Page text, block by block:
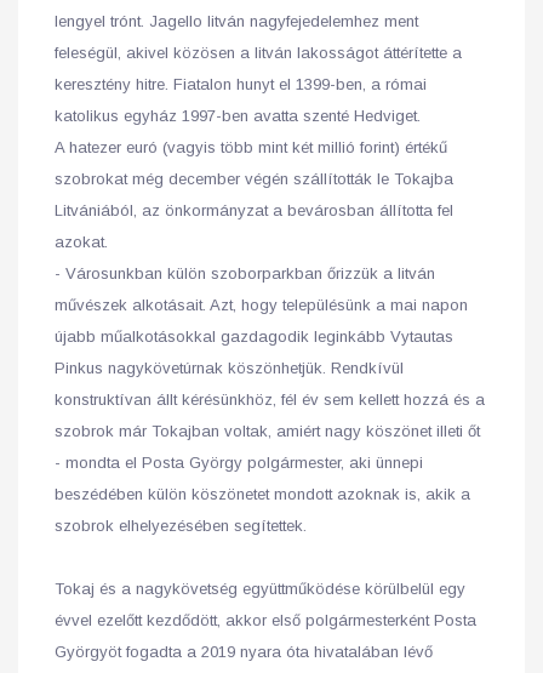
lengyel trónt. Jagello litván nagyfejedelemhez ment
feleségül, akivel közösen a litván lakosságot áttérítette a
keresztény hitre. Fiatalon hunyt el 1399-ben, a római
katolikus egyház 1997-ben avatta szenté Hedviget.
A hatezer euró (vagyis több mint két millió forint) értékű
szobrokat még december végén szállították le Tokajba
Litvániából, az önkormányzat a bevárosban állította fel
azokat.
- Városunkban külön szoborparkban őrizzük a litván
művészek alkotásait. Azt, hogy településünk a mai napon
újabb műalkotásokkal gazdagodik leginkább Vytautas
Pinkus nagykövetúrnak köszönhetjük. Rendkívül
konstruktívan állt kérésünkhöz, fél év sem kellett hozzá és a
szobrok már Tokajban voltak, amiért nagy köszönet illeti őt
- mondta el Posta György polgármester, aki ünnepi
beszédében külön köszönetet mondott azoknak is, akik a
szobrok elhelyezésében segítettek.
Tokaj és a nagykövetség együttműködése körülbelül egy
évvel ezelőtt kezdődött, akkor első polgármesterként Posta
Györgyöt fogadta a 2019 nyara óta hivatalában lévő